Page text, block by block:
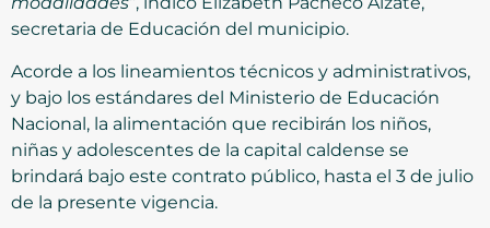
secretaria de Educación del municipio.
Acorde a los lineamientos técnicos y administrativos,
y bajo los estándares del Ministerio de Educación
Nacional, la alimentación que recibirán los niños,
niñas y adolescentes de la capital caldense se
brindará bajo este contrato público, hasta el 3 de julio
de la presente vigencia.